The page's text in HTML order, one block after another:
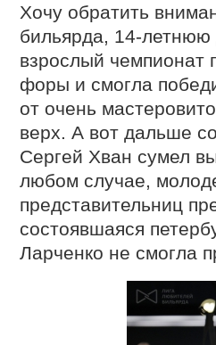
Хочу обратить
бильярда, 14-летнюю
взрослый
форы и смогла
от очень
верх. А вот дальше
Сергей Хван сумел
любом случае,
представительниц
состоявшаяся
Ларченко не смогла